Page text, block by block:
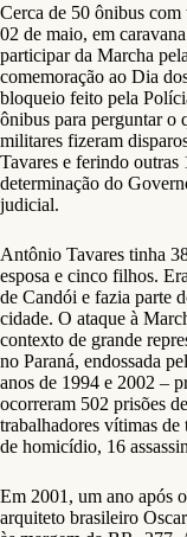
Cerca de 50 ônibus com
02 de maio, em
participar da Marcha
comemoração ao Dia
bloqueio feito pela
ônibus para perguntar o
militares fizeram
Tavares e ferindo
determinação do
judicial.
Antônio Tavares tinha
esposa e cinco filhos.
de Candói e fazia parte
cidade. O ataque à
contexto de grande
no Paraná, endossada
anos de 1994 e 2002 –
ocorreram 502 prisões
trabalhadores vítimas de
de homicídio, 16
Em 2001, um ano após
arquiteto brasileiro